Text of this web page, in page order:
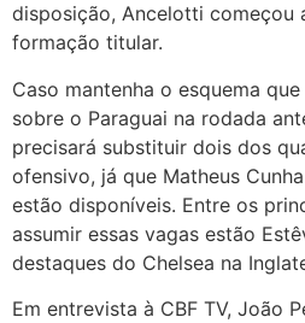
disposição, Ancelotti começou
formação titular.
Caso mantenha o esquema
sobre o Paraguai na rodada
precisará substituir dois dos
ofensivo, já que Matheus
estão disponíveis. Entre os
assumir essas vagas estão
destaques do Chelsea na
Em entrevista à CBF TV, João